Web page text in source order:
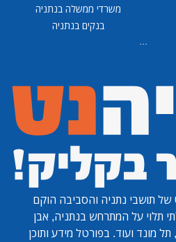
משרדי ממשלה בנתניה
בנקים בנתניה
...
של תושבי נתניה והסביבה הוקם
תלוי על המתרחש בנתניה, אבן
מונד ועוד. בפורטל מידע ותוכן